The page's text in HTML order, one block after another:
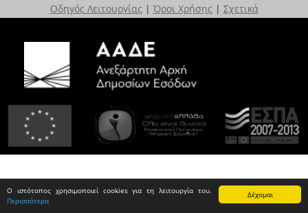
Δέχομαι
Ο ιστότοπος χρησιμοποιεί cookies για τη λειτουργία του.
Περισσότερα
Οδηγός Λειτουργίας | Όροι Χρήσης | Σχετικά